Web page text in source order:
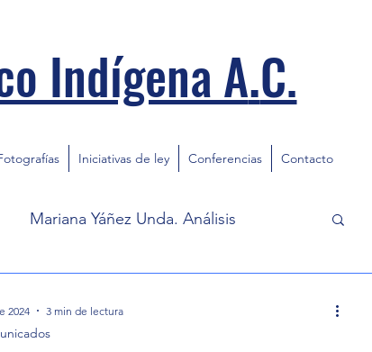
Indígena A.C.
Iniciativas de ley Conferencias Contacto
Mariana Yáñez Unda. Análisis
2024 3 min de lectura